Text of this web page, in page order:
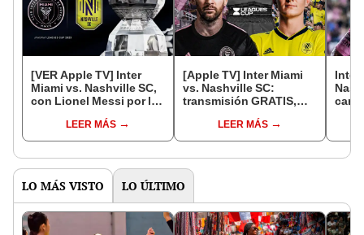
[VER Apple TV] Inter
Miami vs. Nashville SC,
con Lionel Messi por la
LEER MÁS
[Apple TV] Inter Miami
vs. Nashville SC:
transmisión GRATIS,
de la Leagues Cup
LEER MÁS
Inter
LO MÁS VISTO LO ÚLTIMO